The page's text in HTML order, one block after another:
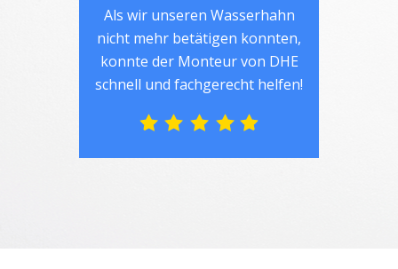
Als wir unseren Wasserhahn
nicht mehr betätigen konnten,
konnte der Monteur von DHE
schnell und fachgerecht helfen!